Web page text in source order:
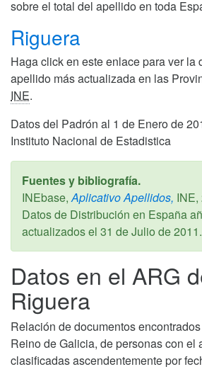
sobre el total del apellido en toda
Riguera
Haga click en este enlace para ver la
apellido más actualizada en las
INE.
Datos del Padrón al 1 de Enero de
Instituto Nacional de Estadistica
Fuentes y bibliografía.
INEbase, Aplicativo Apellidos, INE,
Datos de Distribución en España
actualizados el 31 de Julio de 2011.
Datos en el ARG
Riguera
Relación de documentos
Reino de Galicia, de personas con el
clasificadas ascendentemente por